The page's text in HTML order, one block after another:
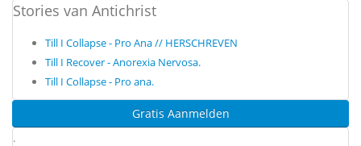
Stories van Antichrist
Till I Collapse - Pro Ana // HERSCHREVEN
Till I Recover - Anorexia Nervosa.
Till I Collapse - Pro ana.
Gratis Aanmelden
.